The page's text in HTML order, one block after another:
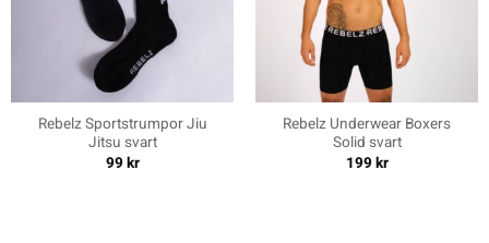
Rebelz Sportstrumpor Jiu
Jitsu svart
99kr
Rebelz Underwear Boxers
Solid svart
199kr